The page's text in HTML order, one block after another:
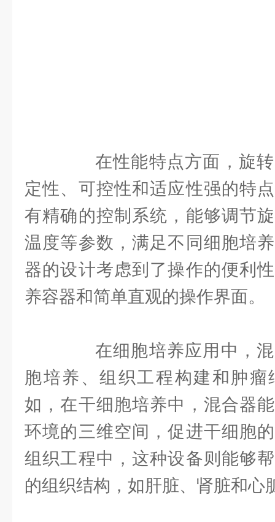
在性能特点方面，旋转
定性、可控性和适应性强的特
有精确的控制系统，能够调节
温度等参数，满足不同细胞培
器的设计考虑到了操作的便利
养容器和简单直观的操作界面。
在细胞培养应用中，混
胞培养、组织工程构建和肿
如，在干细胞培养中，混合器
环境的三维空间，促进干细胞
组织工程中，这种设备则能够
的组织结构，如肝脏、肾脏和心